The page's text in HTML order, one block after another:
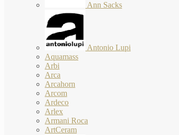
Ann Sacks
Antonio Lupi
Aquamass
Arbi
Arca
Arcahorn
Arcom
Ardeco
Arlex
Armani Roca
ArtCeram